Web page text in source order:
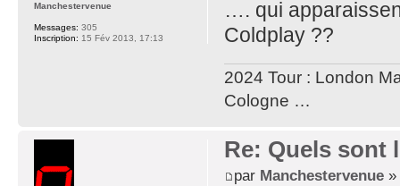
…. qui
Coldplay ??
2024 Tour : London
Cologne …
Manchestervenue
Messages: 305
Inscription: 15 Fév 2013, 17:13
Re: Quels sont
par Manchestervenue»